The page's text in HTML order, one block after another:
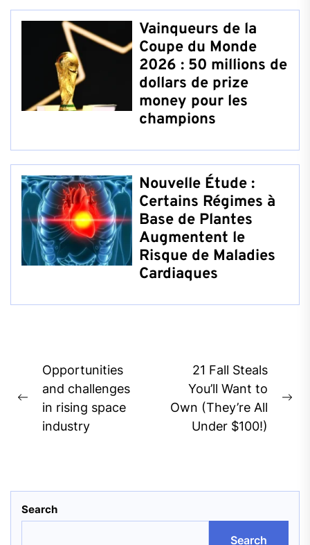
Vainqueurs de la
Coupe du Monde
2026 : 50 millions de
dollars de prize
money pour les
champions
Nouvelle Étude :
Certains Régimes à
Base de Plantes
Augmentent le
Risque de Maladies
Cardiaques
Post
navigation
Previous
post:
Opportunities
and challenges
in rising space
industry
21 Fall Steals
You’ll Want to
Own (They’re All
Under $100!)
Search
Search